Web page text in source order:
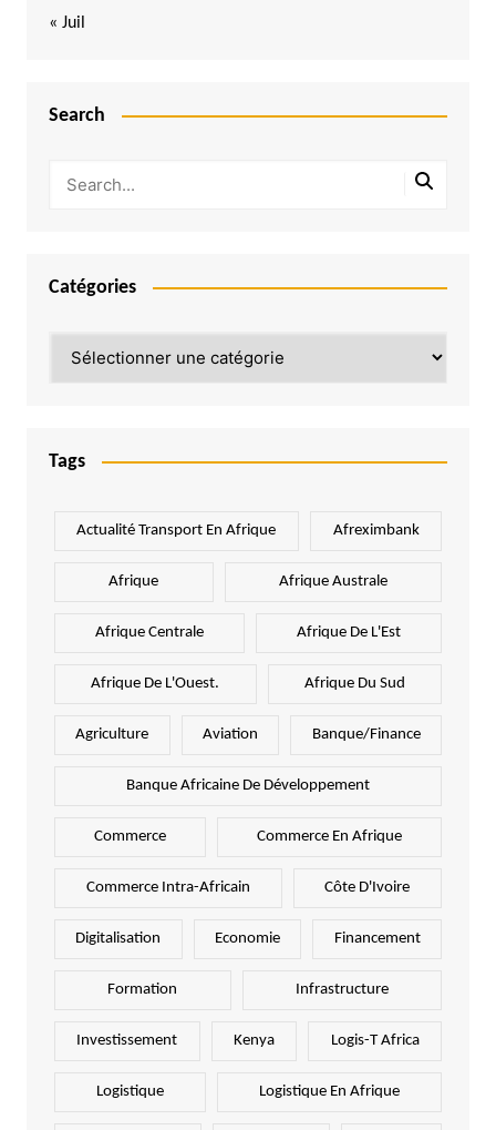
« Juil
Search
Catégories
Tags
Actualité Transport En Afrique Afreximbank
Afrique Afrique Australe
Afrique Centrale Afrique De L'Est
Afrique De L'Ouest. Afrique Du Sud
Agriculture Aviation Banque/Finance
Banque Africaine De Développement
Commerce Commerce En Afrique
Commerce Intra-Africain Côte D'Ivoire
Digitalisation Economie Financement
Formation Infrastructure
Investissement Kenya Logis-T Africa
Logistique Logistique En Afrique